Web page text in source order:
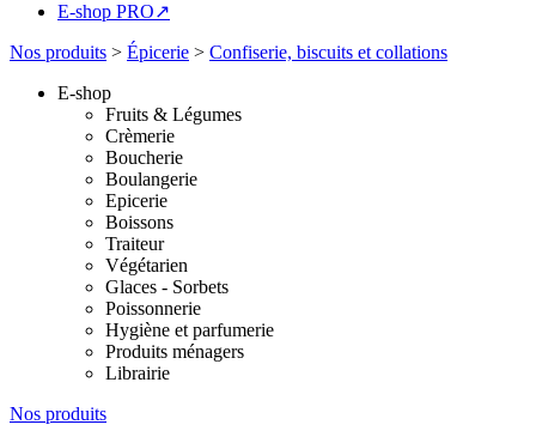
E-shop PRO↗
Nos produits > Épicerie > Confiserie, biscuits et collations
E-shop
Fruits & Légumes
Crèmerie
Boucherie
Boulangerie
Epicerie
Boissons
Traiteur
Végétarien
Glaces - Sorbets
Poissonnerie
Hygiène et parfumerie
Produits ménagers
Librairie
Nos produits